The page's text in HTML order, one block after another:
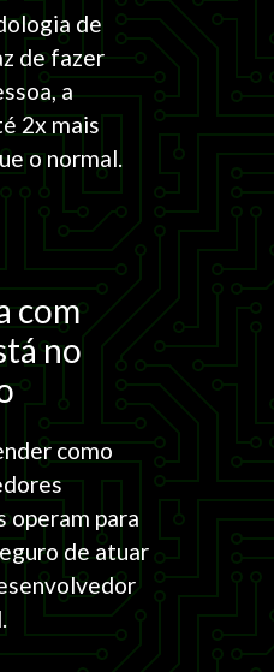
de
de fazer
a
2x mais
o normal.
com
no
como
operam para
de atuar